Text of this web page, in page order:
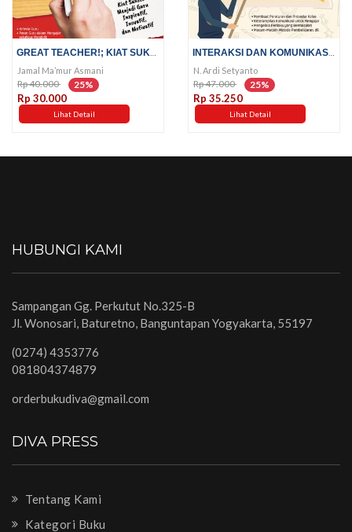
GREAT TEACHER!; KIAT SUKSES...
Jamal Ma’mur Asmani
Rp 40.000 25%
Rp 30.000
Lihat Detail
INTERAKSI DAN KOMUNIKASI...
N. Ardi Setyanto
Rp 47.000 25%
Rp 35.250
Lihat Detail
HUBUNGI KAMI
Sampangan Gg. Perkutut No.325-B
Jl. Wonosari, Baturetno, Banguntapan Yogyakarta, 55197
(0274) 4353776
081804374879
orderbukudiva@gmail.com
DIVA PRESS
Tentang Kami
Kategori Buku